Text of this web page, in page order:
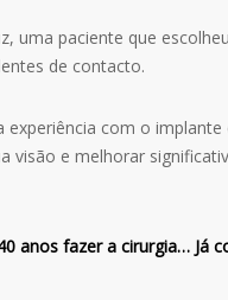
uma paciente que
de contacto.
com o
visão e melhorar
anos fazer a cirurgia… Já